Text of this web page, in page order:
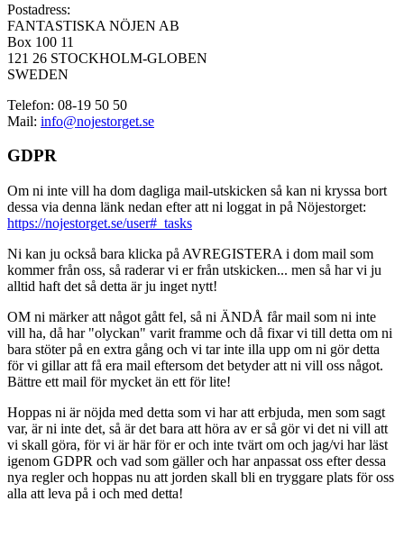
Postadress:
FANTASTISKA NÖJEN AB
Box 100 11
121 26 STOCKHOLM-GLOBEN
SWEDEN
Telefon: 08-19 50 50
Mail: info@nojestorget.se
GDPR
Om ni inte vill ha dom dagliga mail-utskicken så kan ni kryssa bort
dessa via denna länk nedan efter att ni loggat in på Nöjestorget:
https://nojestorget.se/user#_tasks
Ni kan ju också bara klicka på AVREGISTERA i dom mail som
kommer från oss, så raderar vi er från utskicken... men så har vi ju
alltid haft det så detta är ju inget nytt!
OM ni märker att något gått fel, så ni ÄNDÅ får mail som ni inte
vill ha, då har "olyckan" varit framme och då fixar vi till detta om ni
bara stöter på en extra gång och vi tar inte illa upp om ni gör detta
för vi gillar att få era mail eftersom det betyder att ni vill oss något.
Bättre ett mail för mycket än ett för lite!
Hoppas ni är nöjda med detta som vi har att erbjuda, men som sagt
var, är ni inte det, så är det bara att höra av er så gör vi det ni vill att
vi skall göra, för vi är här för er och inte tvärt om och jag/vi har läst
igenom GDPR och vad som gäller och har anpassat oss efter dessa
nya regler och hoppas nu att jorden skall bli en tryggare plats för oss
alla att leva på i och med detta!